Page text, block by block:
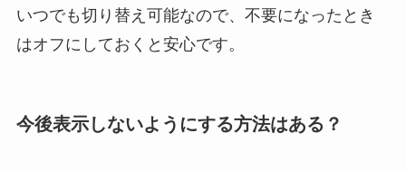
いつでも切り替え可能なので、不要になったとき
はオフにしておくと安心です。
今後表示しないようにする方法はある？